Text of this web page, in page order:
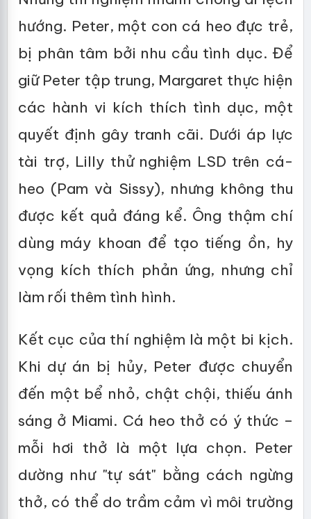
hướng. Peter, một con cá heo đực trẻ,
bị phân tâm bởi nhu cầu tình dục. Để
giữ Peter tập trung, Margaret thực hiện
các hành vi kích thích tình dục, một
quyết định gây tranh cãi. Dưới áp lực
tài trợ, Lilly thử nghiệm LSD trên cá-
heo (Pam và Sissy), nhưng không thu
được kết quả đáng kể. Ông thậm chí
dùng máy khoan để tạo tiếng ồn, hy
vọng kích thích phản ứng, nhưng chỉ
làm rối thêm tình hình.
Kết cục của thí nghiệm là một bi kịch.
Khi dự án bị hủy, Peter được chuyển
đến một bể nhỏ, chật chội, thiếu ánh
sáng ở Miami. Cá heo thở có ý thức –
mỗi hơi thở là một lựa chọn. Peter
dường như "tự sát" bằng cách ngừng
thở, có thể do trầm cảm vì môi trường